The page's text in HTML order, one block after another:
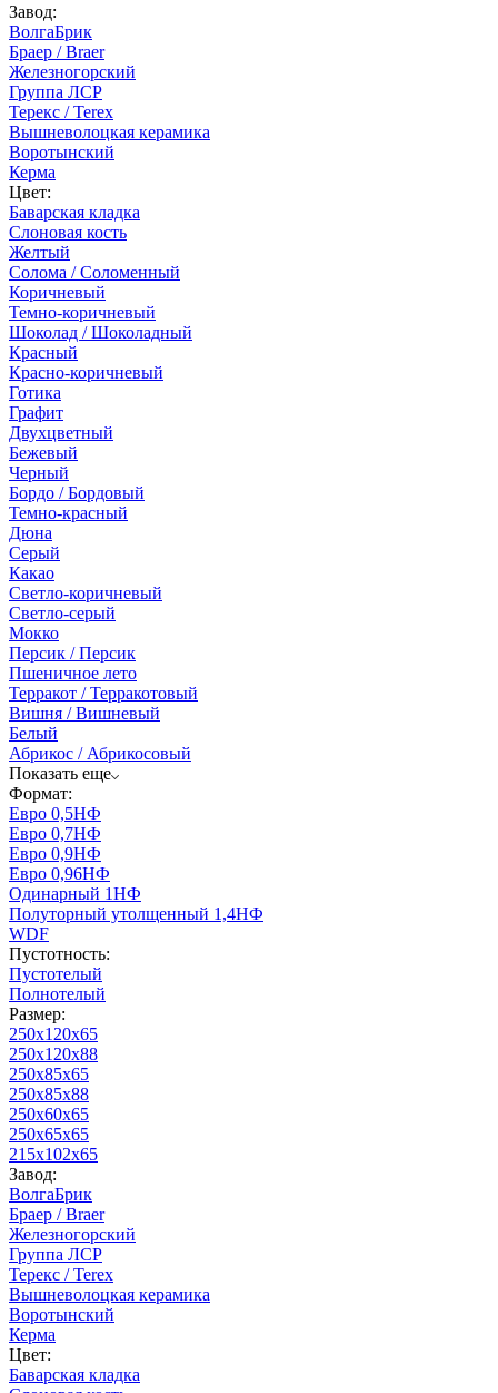
Завод:
ВолгаБрик
Браер / Braer
Железногорский
Группа ЛСР
Терекс / Terex
Вышневолоцкая керамика
Воротынский
Керма
Цвет:
Баварская кладка
Слоновая кость
Желтый
Солома / Соломенный
Коричневый
Темно-коричневый
Шоколад / Шоколадный
Красный
Красно-коричневый
Готика
Графит
Двухцветный
Бежевый
Черный
Бордо / Бордовый
Темно-красный
Дюна
Серый
Какао
Светло-коричневый
Светло-серый
Мокко
Персик / Персик
Пшеничное лето
Терракот / Терракотовый
Вишня / Вишневый
Белый
Абрикос / Абрикосовый
Показать еще
Формат:
Евро 0,5НФ
Евро 0,7НФ
Евро 0,9НФ
Евро 0,96НФ
Одинарный 1НФ
Полуторный утолщенный 1,4НФ
WDF
Пустотность:
Пустотелый
Полнотелый
Размер:
250х120х65
250х120х88
250х85х65
250х85х88
250х60х65
250х65х65
215х102х65
Завод:
ВолгаБрик
Браер / Braer
Железногорский
Группа ЛСР
Терекс / Terex
Вышневолоцкая керамика
Воротынский
Керма
Цвет:
Баварская кладка